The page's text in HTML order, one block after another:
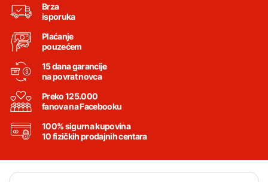
Brza
isporuka
Plaćanje
pouzećem
15 dana garancije
na povrat novca
Preko 125.000
fanova na Facebooku
100% sigurna kupovina
10 fizičkih prodajnih centara